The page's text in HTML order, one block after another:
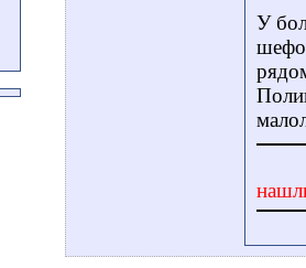
У